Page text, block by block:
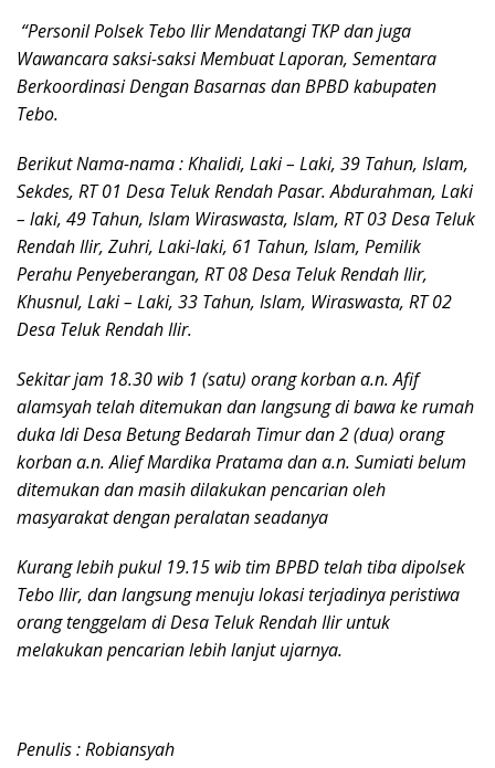
“Personil Polsek Tebo Ilir Mendatangi TKP dan juga
Wawancara saksi-saksi Membuat Laporan, Sementara
Berkoordinasi Dengan Basarnas dan BPBD kabupaten
Tebo.
Berikut Nama-nama : Khalidi, Laki – Laki, 39 Tahun, Islam,
Sekdes, RT 01 Desa Teluk Rendah Pasar. Abdurahman, Laki
– laki, 49 Tahun, Islam Wiraswasta, Islam, RT 03 Desa Teluk
Rendah Ilir, Zuhri, Laki-laki, 61 Tahun, Islam, Pemilik
Perahu Penyeberangan, RT 08 Desa Teluk Rendah Ilir,
Khusnul, Laki – Laki, 33 Tahun, Islam, Wiraswasta, RT 02
Desa Teluk Rendah Ilir.
Sekitar jam 18.30 wib 1 (satu) orang korban a.n. Afif
alamsyah telah ditemukan dan langsung di bawa ke rumah
duka ldi Desa Betung Bedarah Timur dan 2 (dua) orang
korban a.n. Alief Mardika Pratama dan a.n. Sumiati belum
ditemukan dan masih dilakukan pencarian oleh
masyarakat dengan peralatan seadanya
Kurang lebih pukul 19.15 wib tim BPBD telah tiba dipolsek
Tebo Ilir, dan langsung menuju lokasi terjadinya peristiwa
orang tenggelam di Desa Teluk Rendah Ilir untuk
melakukan pencarian lebih lanjut ujarnya.
Penulis : Robiansyah